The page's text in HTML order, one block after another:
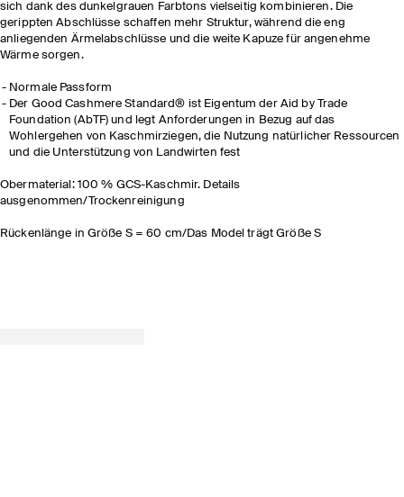
sich dank des dunkelgrauen Farbtons vielseitig kombinieren. Die
gerippten Abschlüsse schaffen mehr Struktur, während die eng
anliegenden Ärmelabschlüsse und die weite Kapuze für angenehme
Wärme sorgen.
Normale Passform
Der Good Cashmere Standard® ist Eigentum der Aid by Trade
Foundation (AbTF) und legt Anforderungen in Bezug auf das
Wohlergehen von Kaschmirziegen, die Nutzung natürlicher Ressourcen
und die Unterstützung von Landwirten fest
Obermaterial: 100 % GCS-Kaschmir. Details
ausgenommen/Trockenreinigung
Rückenlänge in Größe S = 60 cm/Das Model trägt Größe S